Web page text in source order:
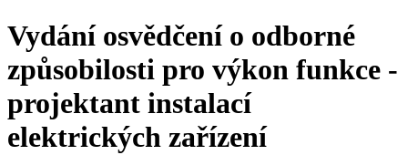
Vydání osvědčení o odborné
způsobilosti pro výkon funkce -
projektant instalací
elektrických zařízení